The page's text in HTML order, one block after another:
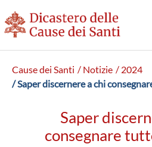
Cause dei Santi / Notizie / 2024
/ Saper discernere a chi
Saper
consegnare